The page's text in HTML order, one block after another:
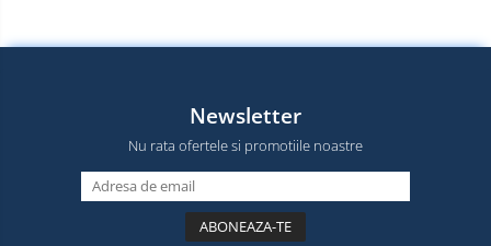
Newsletter
Nu rata ofertele si promotiile noastre